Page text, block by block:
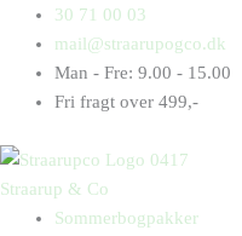
indholdet
30 71 00 03
mail@straarupogco.dk
Man - Fre: 9.00 - 15.00
Fri fragt over 499,-
Straarup & Co
Sommerbogpakker
Products
search
Products
search